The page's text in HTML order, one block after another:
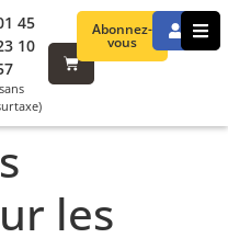
Abonnez-
vous
45
10
les